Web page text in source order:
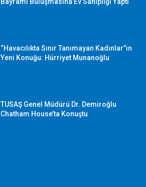
Bayramı Buluşmasına Ev Sahipliği Yaptı
“Havacılıkta Sınır Tanımayan Kadınlar”ın
Yeni Konuğu: Hürriyet Munanoğlu
TUSAŞ Genel Müdürü Dr. Demiroğlu
Chatham House’ta Konuştu